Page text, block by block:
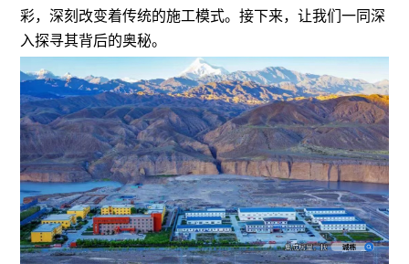
彩，深刻改变着传统的施工模式。接下来，让我们一同深
入探寻其背后的奥秘。